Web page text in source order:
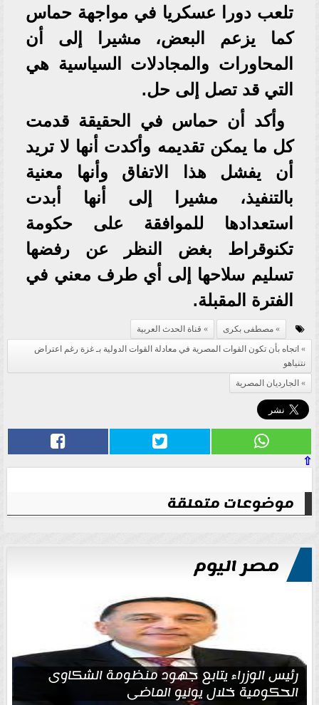
تلعب دورا عسكريا في مواجهة حماس
كما يزعم البعض، مشيرا إلى أن
المحاورات والمجادلات السياسية هي
التي قد تصل إلى حل.
وأكد أن حماس في الحقيقة قدمت
كل ما يمكن تقديمه وأكدت أنها لا تريد
أن يفشل هذا الاتفاق وأنها معنية
بالتنفيذ، مشيرا إلى أنها أبدت
استعدادها للموافقة على حكومة
تكنوقراط بغض النظر عن رفضها
تسليم سلاحها إلى أي طرف معني في
الفترة المقبلة.
مصطفى بكرى
قناة الحدث العربية
اتجاه بأن تكون القوات المصرية في معادلة القوات الدولية بـ غزة رغم اعتراض
نتنياهو
الجارديان المصرية
⇧
موضوعات متعلقة
مصر اليوم
رئيس الوزراء يتابع جهود منظومة الشكاوى
الحكومية خلال يوليو الماضي